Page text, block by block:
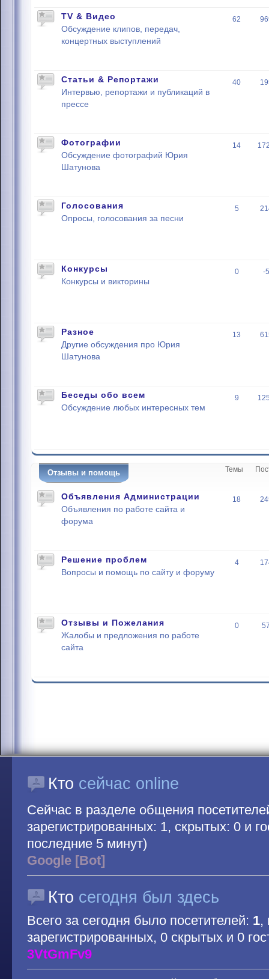
TV & Видео
Обсуждение клипов, передач,
концертных выступлений
62
Статьи & Репортажи
Интервью, репортажи и публикаций в
прессе
40
Фотографии
Обсуждение фотографий Юрия
Шатунова
14
Голосования
Опросы, голосования за песни
5
Конкурсы
Конкурсы и викторины
0 -
Разное
Другие обсуждения про Юрия
Шатунова
13
Беседы обо всем
Обсуждение любых интересных тем
9
Отзывы и помощь Темы
Объявления Администрации
Объявления по работе сайта и
форума
18
Решение проблем
Вопросы и помощь по сайту и форуму
4
Отзывы и Пожелания
Жалобы и предложения по работе
сайта
0
Кто сейчас online
Сейчас в разделе общения
зарегистрированных: 1, скрытых: 0 и
последние 5 минут)
Google [Bot]
Кто сегодня был здесь
Всего за сегодня было посетителей: 1,
зарегистрированных, 0 скрытых и 0
3VtGmFv9